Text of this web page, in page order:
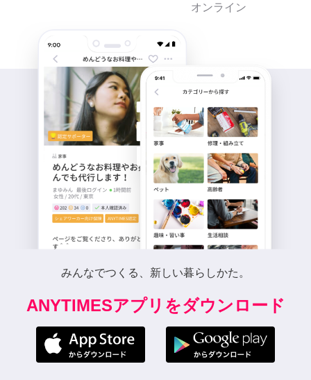
オンライン
みんなでつくる、新しい暮らしかた。
ANYTIMESアプリをダウンロード